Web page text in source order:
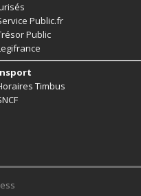
Public.fr
Public
Timbus